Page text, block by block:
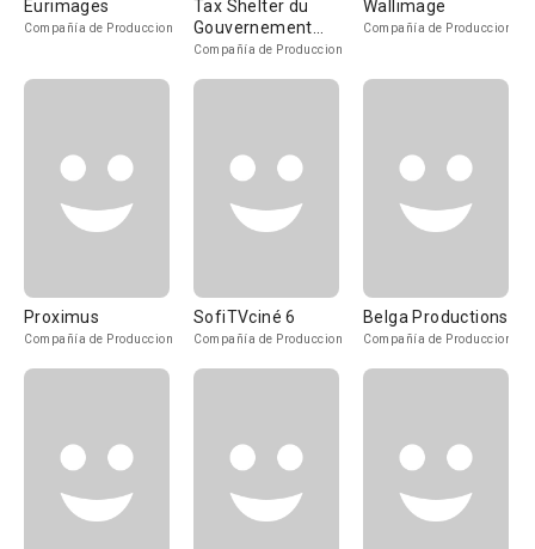
Eurimages
Compañía de Produccion
Tax Shelter du
Gouvernement
Fédéral Belge
Compañía de Produccion
Wallimage
Compañía de Produccion
Proximus
Compañía de Produccion
SofiTVciné 6
Compañía de Produccion
Belga Productions
Compañía de Produccion